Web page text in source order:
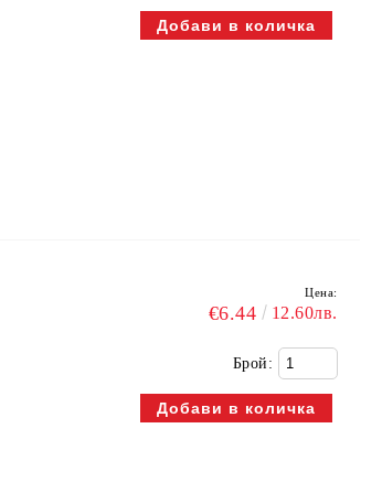
Цена:
€6.44 12.60лв.
Брой: